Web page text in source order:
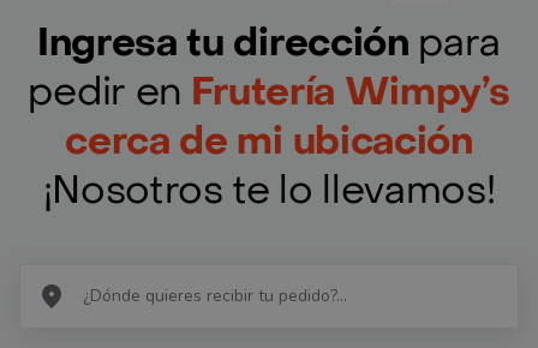
Ingresa tu dirección para
pedir en Frutería Wimpy’s
cerca de mi ubicación
¡Nosotros te lo llevamos!